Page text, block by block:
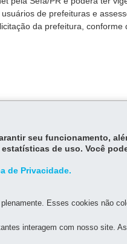
de prefeituras e
da prefeitura, conforme
seu funcionamento,
de uso. Você
de Privacidade.
Esses cookies não
interagem com nosso site.